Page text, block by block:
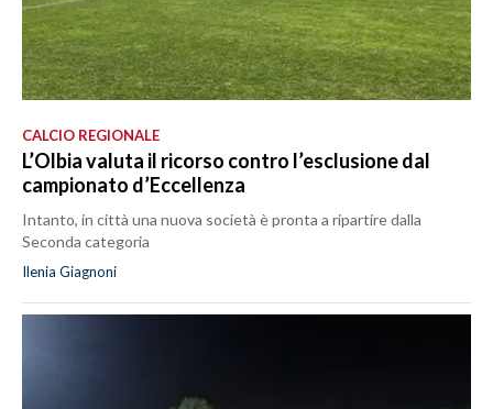
CALCIO REGIONALE
L’Olbia valuta il ricorso contro l’esclusione dal
campionato d’Eccellenza
Intanto, in città una nuova società è pronta a ripartire dalla
Seconda categoria
Ilenia Giagnoni